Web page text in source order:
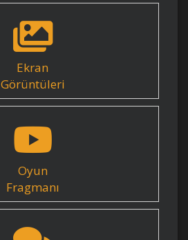
Ekran
Görüntüleri
Oyun
Fragmanı